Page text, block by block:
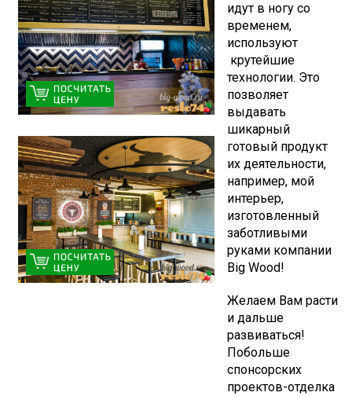
идут в ногу со
временем,
используют
крутейшие
технологии. Это
позволяет
выдавать
шикарный
готовый продукт
их деятельности,
например, мой
интерьер,
изготовленный
заботливыми
руками компании
Big Wood!
Желаем Вам расти
и дальше
развиваться!
Побольше
спонсорских
проектов-отделка